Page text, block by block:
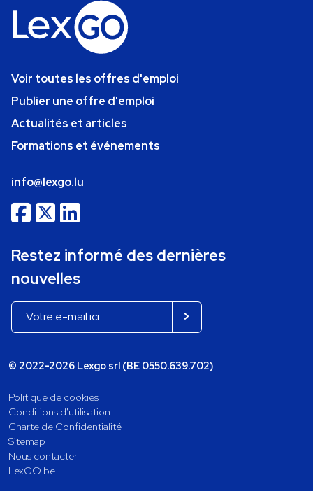
Voir toutes les offres d'emploi
Publier une offre d'emploi
Actualités et articles
Formations et événements
info@lexgo.lu
Restez informé des dernières
nouvelles
© 2022-2026 Lexgo srl (BE 0550.639.702)
Politique de cookies
Conditions d'utilisation
Charte de Confidentialité
Sitemap
Nous contacter
LexGO.be